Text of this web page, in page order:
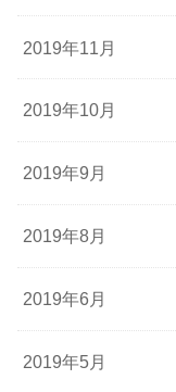
2019年11月
2019年10月
2019年9月
2019年8月
2019年6月
2019年5月